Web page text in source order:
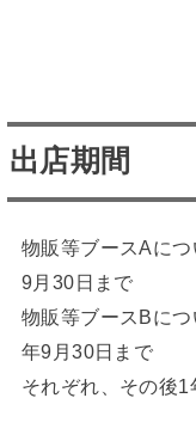
出店期間
物販等ブースAに
9月30日まで
物販等ブースBに
年9月30日まで
それぞれ、その後1